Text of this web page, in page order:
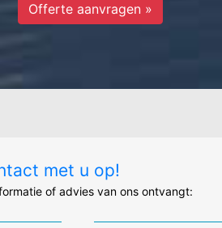
Offerte aanvragen »
met u op!
of advies van ons ontvangt: